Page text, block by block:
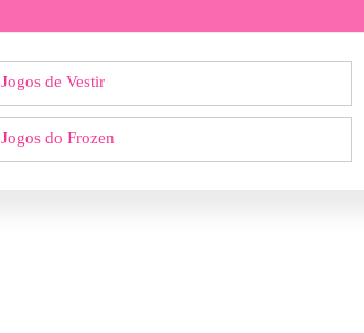
Jogos de Vestir
Jogos do Frozen